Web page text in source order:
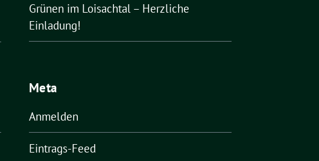
Grünen im Loisachtal – Herzliche
Einladung!
Meta
Anmelden
Eintrags-Feed